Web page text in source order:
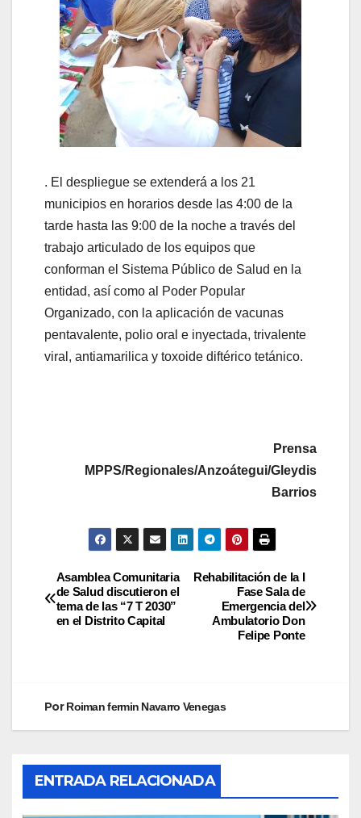
. El despliegue se extenderá a los 21
municipios en horarios desde las 4:00 de la
tarde hasta las 9:00 de la noche a través del
trabajo articulado de los equipos que
conforman el Sistema Público de Salud en la
entidad, así como al Poder Popular
Organizado, con la aplicación de vacunas
pentavalente, polio oral e inyectada, trivalente
viral, antiamarilica y toxoide diftérico tetánico.
Prensa
MPPS/Regionales/Anzoátegui/Gleydis
Barrios
Rehabilitación de la I
Fase Sala de
Emergencia del
Ambulatorio Don
Felipe Ponte
Asamblea Comunitaria
de Salud discutieron el
tema de las “7 T 2030”
en el Distrito Capital
PorRoiman fermin Navarro Venegas
ENTRADA RELACIONADA